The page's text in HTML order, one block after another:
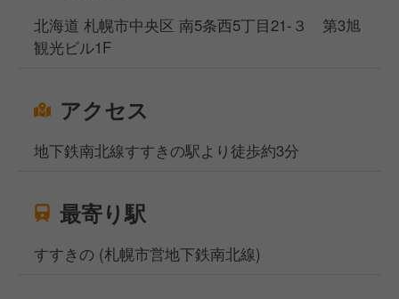
北海道 札幌市中央区 南5条西5丁目21-３ 第3旭
観光ビル1F
アクセス
地下鉄南北線すすきの駅より徒歩約3分
最寄り駅
すすきの (札幌市営地下鉄南北線)